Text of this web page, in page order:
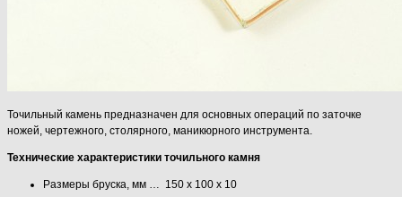
Точильный камень предназначен для основных операций по заточке
ножей, чертежного, столярного, маникюрного инструмента.
Технические характеристики точильного камня
Размеры бруска, мм … 150 х 100 х 10